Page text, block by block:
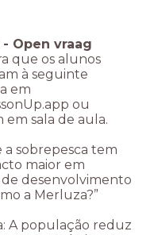
- Open vraag
que os alunos
à seguinte
em
ou
em sala de aula.
a sobrepesca tem
maior em
de desenvolvimento
a Merluza?”
A população reduz